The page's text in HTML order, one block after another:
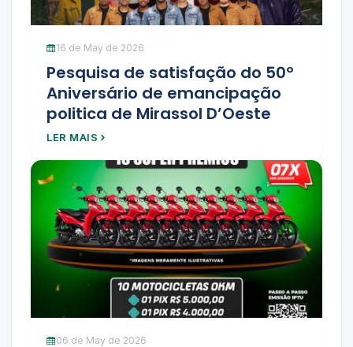
16 de May de 2026
Pesquisa de satisfação do 50º
Aniversário de emancipação
politica de Mirassol D’Oeste
LER MAIS
06 de May de 2026